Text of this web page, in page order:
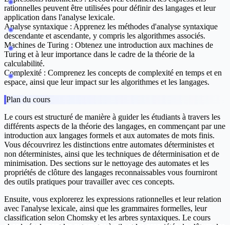
rationnelles peuvent être utilisées pour définir des langages et leur
application dans l'analyse lexicale.
Analyse syntaxique : Apprenez les méthodes d'analyse syntaxique
descendante et ascendante, y compris les algorithmes associés.
Machines de Turing : Obtenez une introduction aux machines de
Turing et à leur importance dans le cadre de la théorie de la
calculabilité.
Complexité : Comprenez les concepts de complexité en temps et en
espace, ainsi que leur impact sur les algorithmes et les langages.
Plan du cours
Le cours est structuré de manière à guider les étudiants à travers les
différents aspects de la théorie des langages, en commençant par une
introduction aux langages formels et aux automates de mots finis.
Vous découvrirez les distinctions entre automates déterministes et
non déterministes, ainsi que les techniques de déterminisation et de
minimisation. Des sections sur le nettoyage des automates et les
propriétés de clôture des langages reconnaissables vous fourniront
des outils pratiques pour travailler avec ces concepts.
Ensuite, vous explorerez les expressions rationnelles et leur relation
avec l'analyse lexicale, ainsi que les grammaires formelles, leur
classification selon Chomsky et les arbres syntaxiques. Le cours